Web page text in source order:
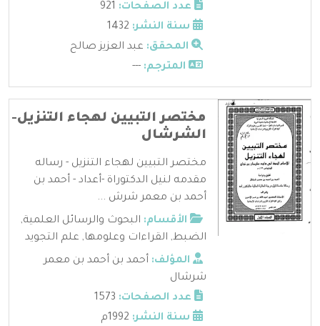
عدد الصفحات:
سنة النشر:
المحقق: عبد العزيز صالح
المترجم: ---
مختصر التبيين لهجاء التنزيل-
الشرشال
مختصر التبيين لهجاء التنزيل - رساله
مقدمه لنيل الدكتوراة -أعداد - أحمد بن
أحمد بن معمر شرش ...
الأقسام: البحوث والرسائل العلمية,
الضبط, القراءات وعلومها, علم التجويد
المؤلف: أحمد بن أحمد بن معمر
شرشال
عدد الصفحات:
سنة النشر: